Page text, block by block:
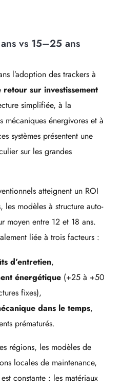
vs 15–25 ans
l’adoption des trackers à
retour sur investissement
simplifiée, à la
mécaniques énergivores et à
systèmes présentent une
sur les grandes
atteignent un ROI
modèles à structure auto-
moyen entre 12 et 18 ans.
liée à trois facteurs :
d’entretien,
énergétique (+25 à +50
fixes),
dans le temps,
prématurés.
régions, les modèles de
locales de maintenance,
constante : les matériaux